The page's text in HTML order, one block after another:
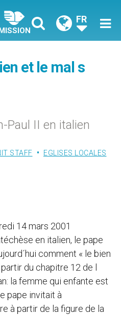
FR
et le mal s
Paul II en italien
STAFF EGLISES LOCALES
14 mars 2001
en italien, le pape
comment « le bien
du chapitre 12 de l
la femme qui enfante est
pape invitait à
à partir de la figure de la